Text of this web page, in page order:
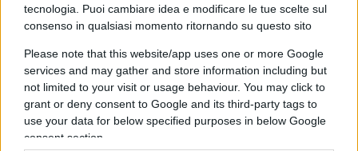
tecnologia. Puoi cambiare idea e modificare le tue scelte sul
consenso in qualsiasi momento ritornando su questo sito
Please note that this website/app uses one or more Google
services and may gather and store information including but
not limited to your visit or usage behaviour. You may click to
grant or deny consent to Google and its third-party tags to
use your data for below specified purposes in below Google
consent section.
chimera, cioè pensare che possa esistere un
centro politico staccato dalla destra o dalla
sinistra. In Italia il centro non esiste, non è mai
esistito e non lo è stato neppure la mitica
Democrazia Cristiana, che in realtà al suo
interno copriva tutto l’arco costituzionale
dall’estrema destra all’estrema sinistra.